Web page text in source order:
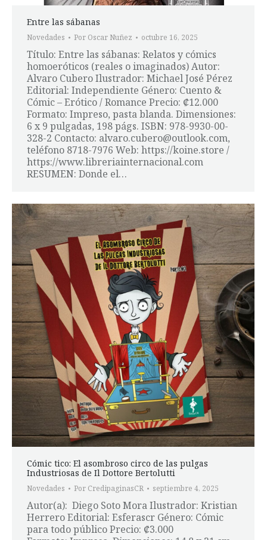
Entre las sábanas
Novedades Por Oscar Nuñez octubre 16, 2025
Título: Entre las sábanas: Relatos y cómics
homoeróticos (reales o imaginados) Autor:
Alvaro Cubero Ilustrador: Michael José Pérez
Editorial: Independiente Género: Cuento &
Cómic – Erótico / Romance Precio: ₡12.000
Formato: Impreso, pasta blanda. Dimensiones:
6 x 9 pulgadas, 198 págs. ISBN: 978-9930-00-
328-2 Contacto: alvaro.cubero@outlook.com,
teléfono 8718-7976 Web: https://koine.store /
https://www.libreriainternacional.com
RESUMEN: Donde el…
Cómic tico: El asombroso circo de las pulgas
Industriosas de Il Dottore Bertolutti
Novedades Por CredipaginasCR septiembre 4, 2025
Autor(a): Diego Soto Mora Ilustrador: Kristian
Herrero Editorial: Esferascr Género: Cómic
para todo público Precio: ₡3.000